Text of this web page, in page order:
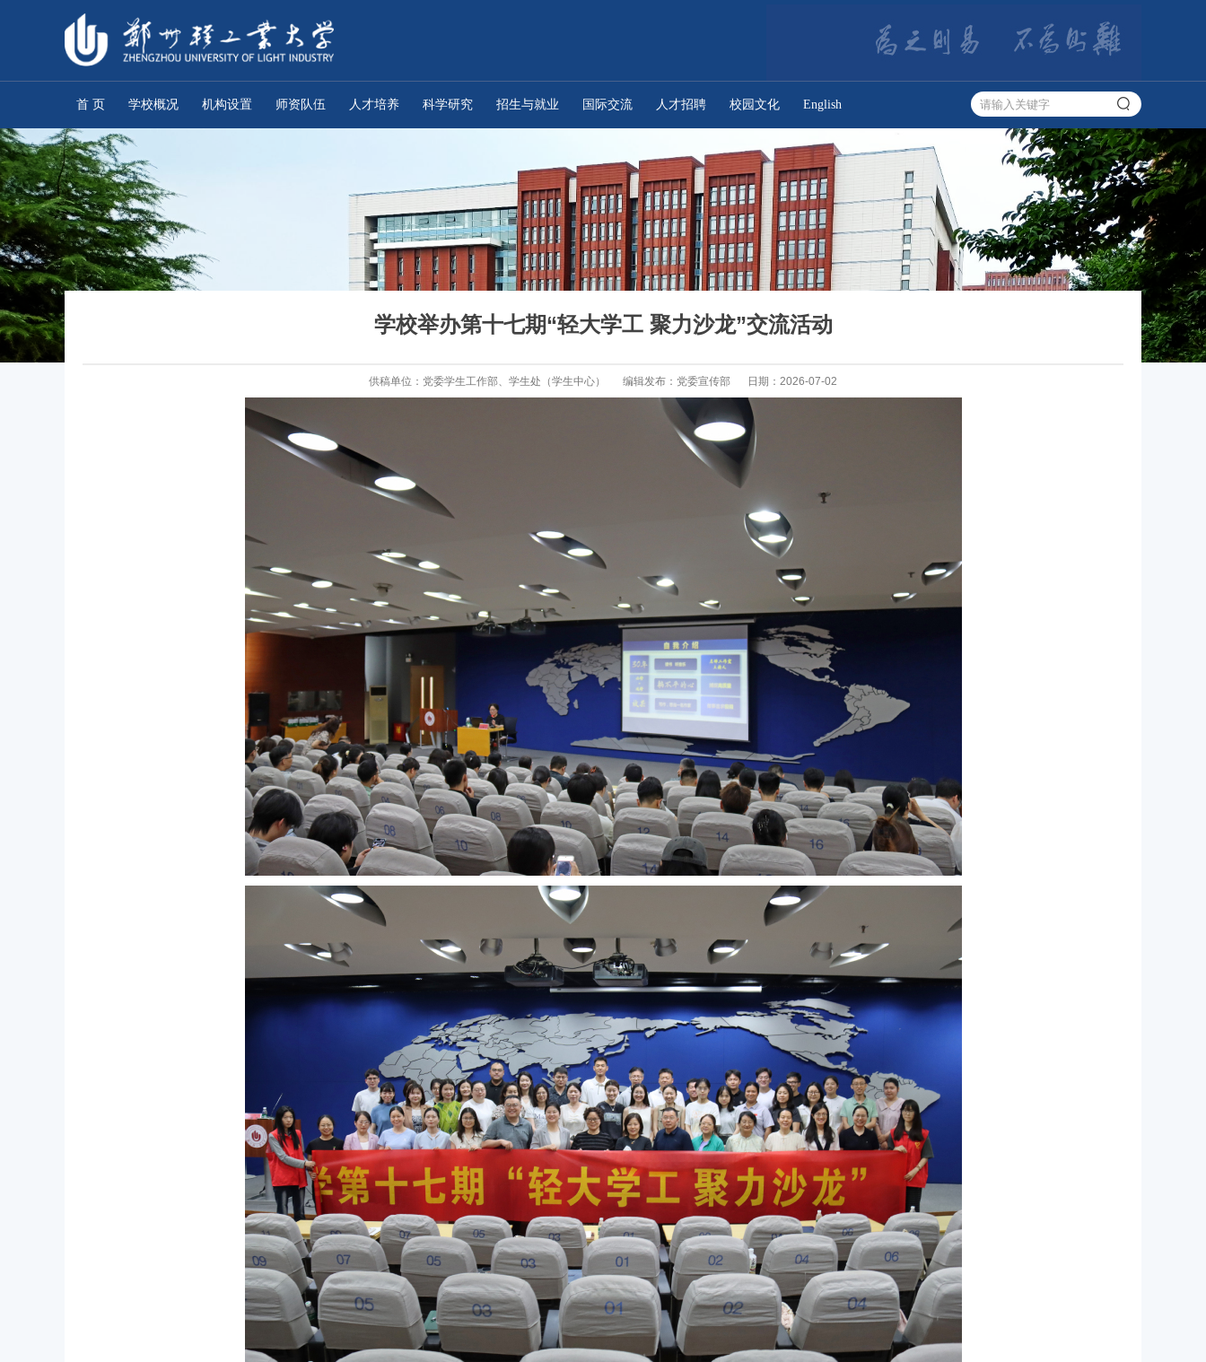
首 页 学校概况 机构设置 师资队伍 人才培养 科学研究 招生与就业 国际交流 人才招聘 校园文化 English
学校举办第十七期“轻大学工 聚力沙龙”交流活动
供稿单位：党委学生工作部、学生处（学生中心） 编辑发布：党委宣传部 日期：2026-07-02